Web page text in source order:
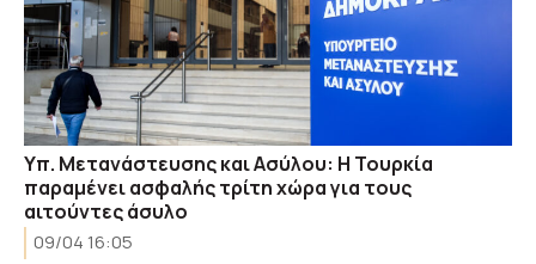
Υπ. Μετανάστευσης και Ασύλου: Η Τουρκία
παραμένει ασφαλής τρίτη χώρα για τους
αιτούντες άσυλο
09/04 16:05